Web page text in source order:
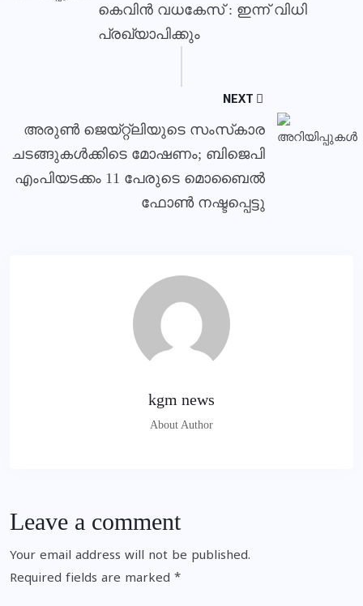
കെവിന്‍ വധകേസ് : ഇന്ന് വിധി
പ്രഖ്യാപിക്കും
NEXT
അരുണ്‍ ജെയ്റ്റ്‌ലിയുടെ സംസ്‌കാര
ചടങ്ങുകൾക്കിടെ മോഷണം; ബിജെപി
എംപിയടക്കം 11 പേരുടെ മൊബൈല്‍
ഫോണ്‍ നഷ്ടപ്പെട്ടു
kgm news
About Author
Leave a comment
Your email address will not be published.
Required fields are marked *